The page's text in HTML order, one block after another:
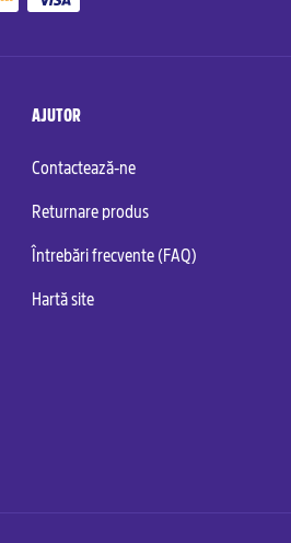
AJUTOR
Contactează-ne
Returnare produs
Întrebări frecvente (FAQ)
Hartă site